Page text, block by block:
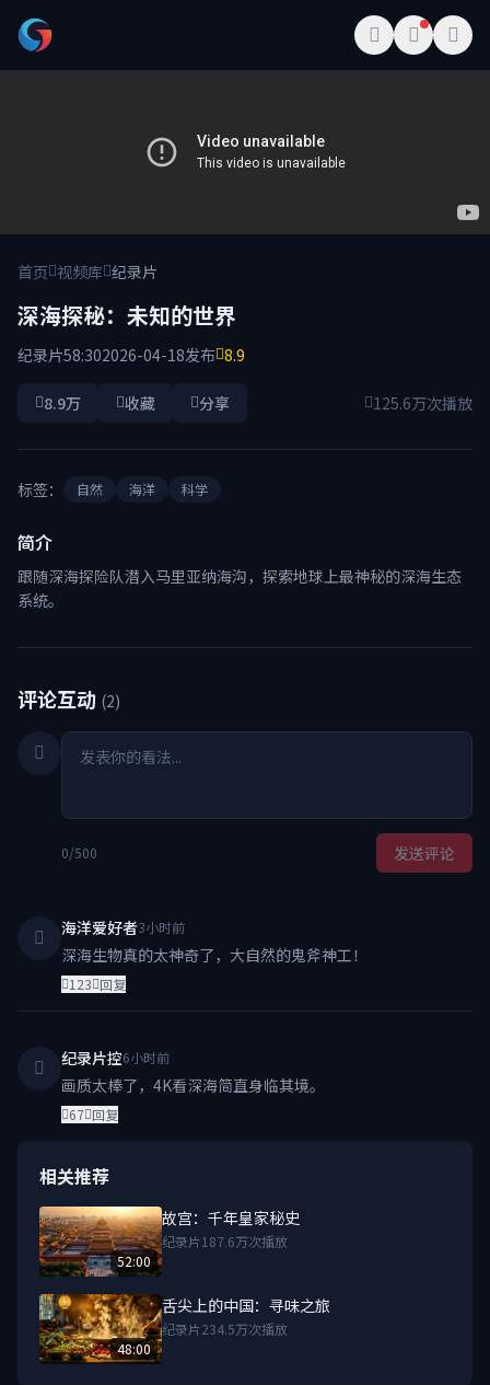
首页 视频库 纪录片
深海探秘：未知的世界
纪录片58:302026-04-18发布 8.9
8.9万 收藏 分享 125.6万次播放
标签： 自然 海洋 科学
简介
跟随深海探险队潜入马里亚纳海沟，探索地球上最神秘的深海生态
系统。
评论互动 (2)
0/500 发送评论
海洋爱好者3小时前
深海生物真的太神奇了，大自然的鬼斧神工！
123 回复
纪录片控6小时前
画质太棒了，4K看深海简直身临其境。
67 回复
相关推荐
52:00
故宫：千年皇家秘史
纪录片187.6万次播放
48:00
舌尖上的中国：寻味之旅
纪录片234.5万次播放